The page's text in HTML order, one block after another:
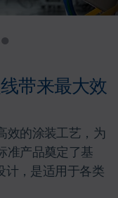
带来最大效
效的涂装工艺，为
准产品奠定了基
计，是适用于各类